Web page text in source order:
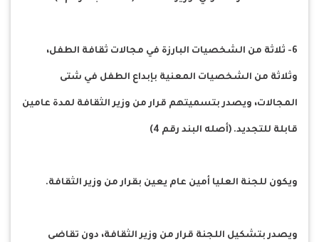
6- ثلاثة من الشخصيات البارزة في مجالات ثقافة الطفل،
وثلاثة من الشخصيات المعنية بإبداع الطفل في شتى
المجالات، ويصدر بتسميتهم قرار من وزير الثقافة لمدة عامين
قابلة للتجديد. (أصله البند رقم 4)
ويكون للجنة العليا أمين عام يعين بقرار من وزير الثقافة.
ويصدر بتشكيل اللجنة قرار من وزير الثقافة، دون تقاضى